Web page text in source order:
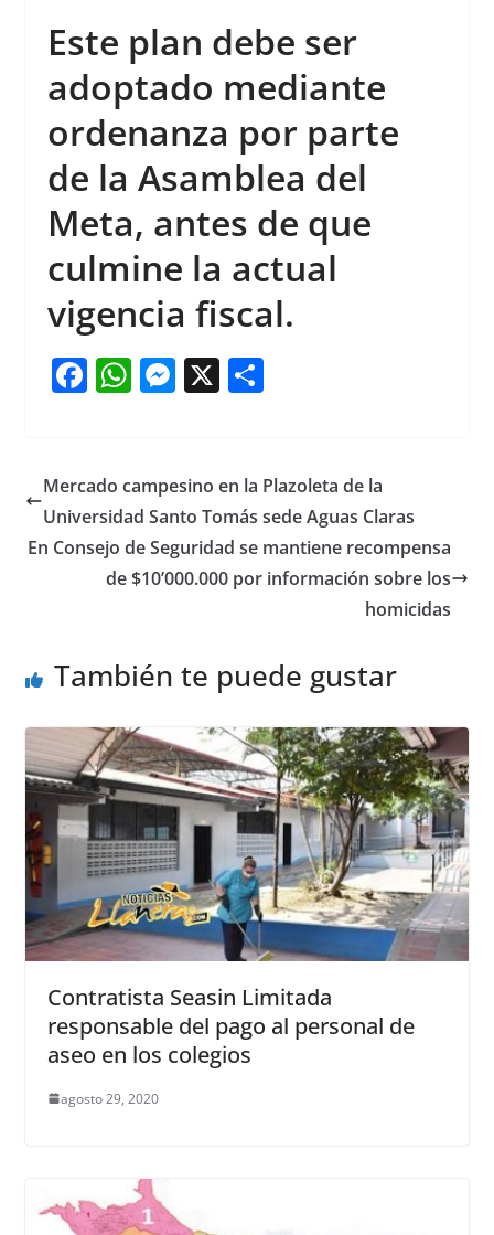
Este plan debe ser
adoptado mediante
ordenanza por parte
de la Asamblea del
Meta, antes de que
culmine la actual
vigencia fiscal.
F
e
b
o
o
W
s
A
p
p
M
e
n
g
er
X S
e
Mercado campesino en la Plazoleta de la
Universidad Santo Tomás sede Aguas Claras
En Consejo de Seguridad se mantiene recompensa
de $10’000.000 por información sobre los
homicidas
También te puede gustar
Contratista Seasin Limitada
responsable del pago al personal de
aseo en los colegios
agosto 29, 2020